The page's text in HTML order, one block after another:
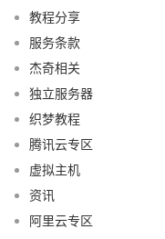
教程分享
服务条款
杰奇相关
独立服务器
织梦教程
腾讯云专区
虚拟主机
资讯
阿里云专区